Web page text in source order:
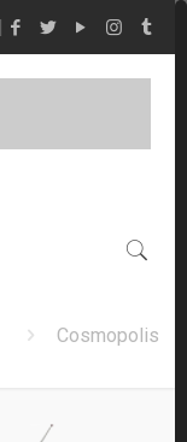
Cosmopolis